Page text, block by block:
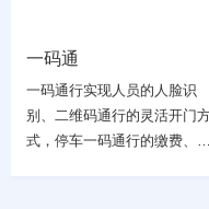
一码通
一码通行实现人员的人脸识
别、二维码通行的灵活开门
式，停车一码通行的缴费、车